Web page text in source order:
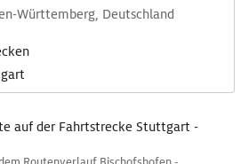
Württemberg, Deutschland
auf der Fahrtstrecke Stuttgart -